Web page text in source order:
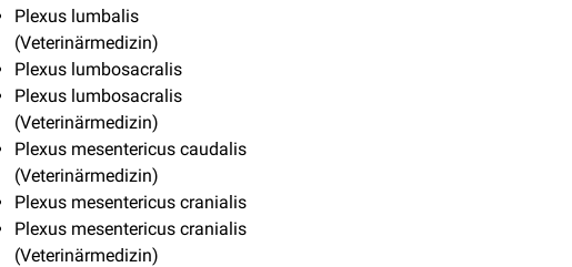
Plexus lumbalis
(Veterinärmedizin)
Plexus lumbosacralis
Plexus lumbosacralis
(Veterinärmedizin)
Plexus mesentericus caudalis
(Veterinärmedizin)
Plexus mesentericus cranialis
Plexus mesentericus cranialis
(Veterinärmedizin)